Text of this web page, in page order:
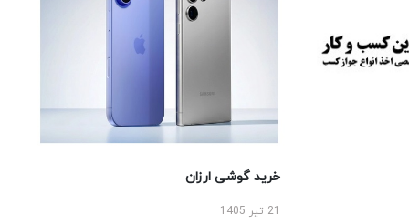
خرید گوشی ارزان